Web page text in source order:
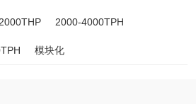
2000-4000TPH
模块化